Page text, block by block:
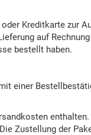
Kreditkarte zur
auf
bestellt haben.
einer
Zustellung der